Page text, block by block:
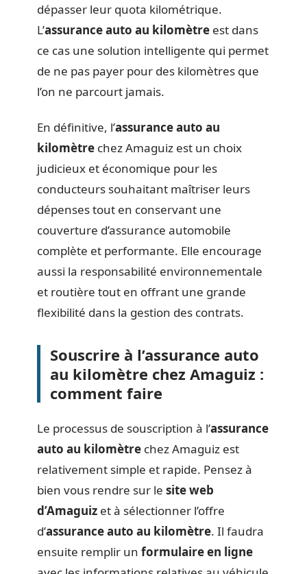
dépasser leur quota kilométrique.
L’assurance auto au kilomètre est dans
ce cas une solution intelligente qui permet
de ne pas payer pour des kilomètres que
l’on ne parcourt jamais.
En définitive, l’assurance auto au
kilomètre chez Amaguiz est un choix
judicieux et économique pour les
conducteurs souhaitant maîtriser leurs
dépenses tout en conservant une
couverture d’assurance automobile
complète et performante. Elle encourage
aussi la responsabilité environnementale
et routière tout en offrant une grande
flexibilité dans la gestion des contrats.
Souscrire à l’assurance auto
au kilomètre chez Amaguiz :
comment faire
Le processus de souscription à l’assurance
auto au kilomètre chez Amaguiz est
relativement simple et rapide. Pensez à
bien vous rendre sur le site web
d’Amaguiz et à sélectionner l’offre
d’assurance auto au kilomètre. Il faudra
ensuite remplir un formulaire en ligne